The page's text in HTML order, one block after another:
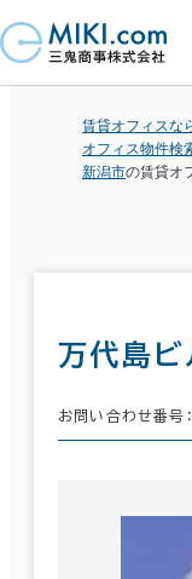
賃貸オフィスな
オフィス物件検
新潟市の賃貸オ
万代島ビ
お問い合わせ番号：